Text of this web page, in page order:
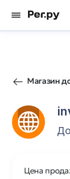
Магазин
Цена